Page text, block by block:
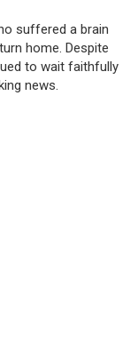
suffered a brain
home. Despite
to wait faithfully
news.